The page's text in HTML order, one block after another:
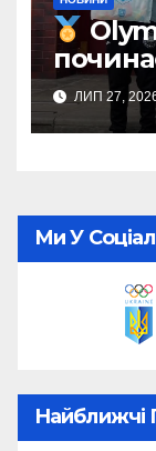
кроку
ЛИП 27,
Ми У
Найближчі